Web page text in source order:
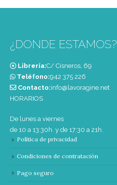
¿DONDE ESTAMOS?
Librería:C/ Cisneros, 69
Teléfono:‭942 375 226‬
Contacto:info@lavoragine.net
HORARIOS
De lunes a viernes
de 10 a 13:30h. y de 17:30 a 21h.
Política de privacidad
Condiciones de contratación
Pago seguro